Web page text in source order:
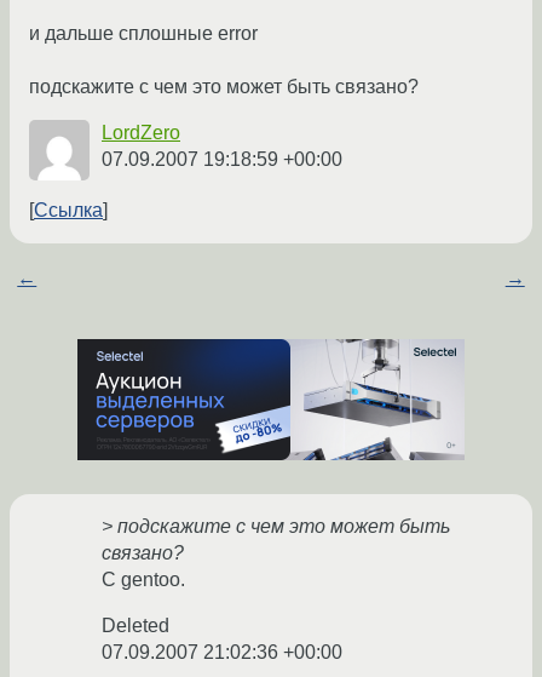
и дальше сплошные error
подскажите с чем это может быть связано?
LordZero
07.09.2007 19:18:59 +00:00
Ссылка
← →
> подскажите с чем это может быть
связано?
С gentoo.
Deleted
07.09.2007 21:02:36 +00:00